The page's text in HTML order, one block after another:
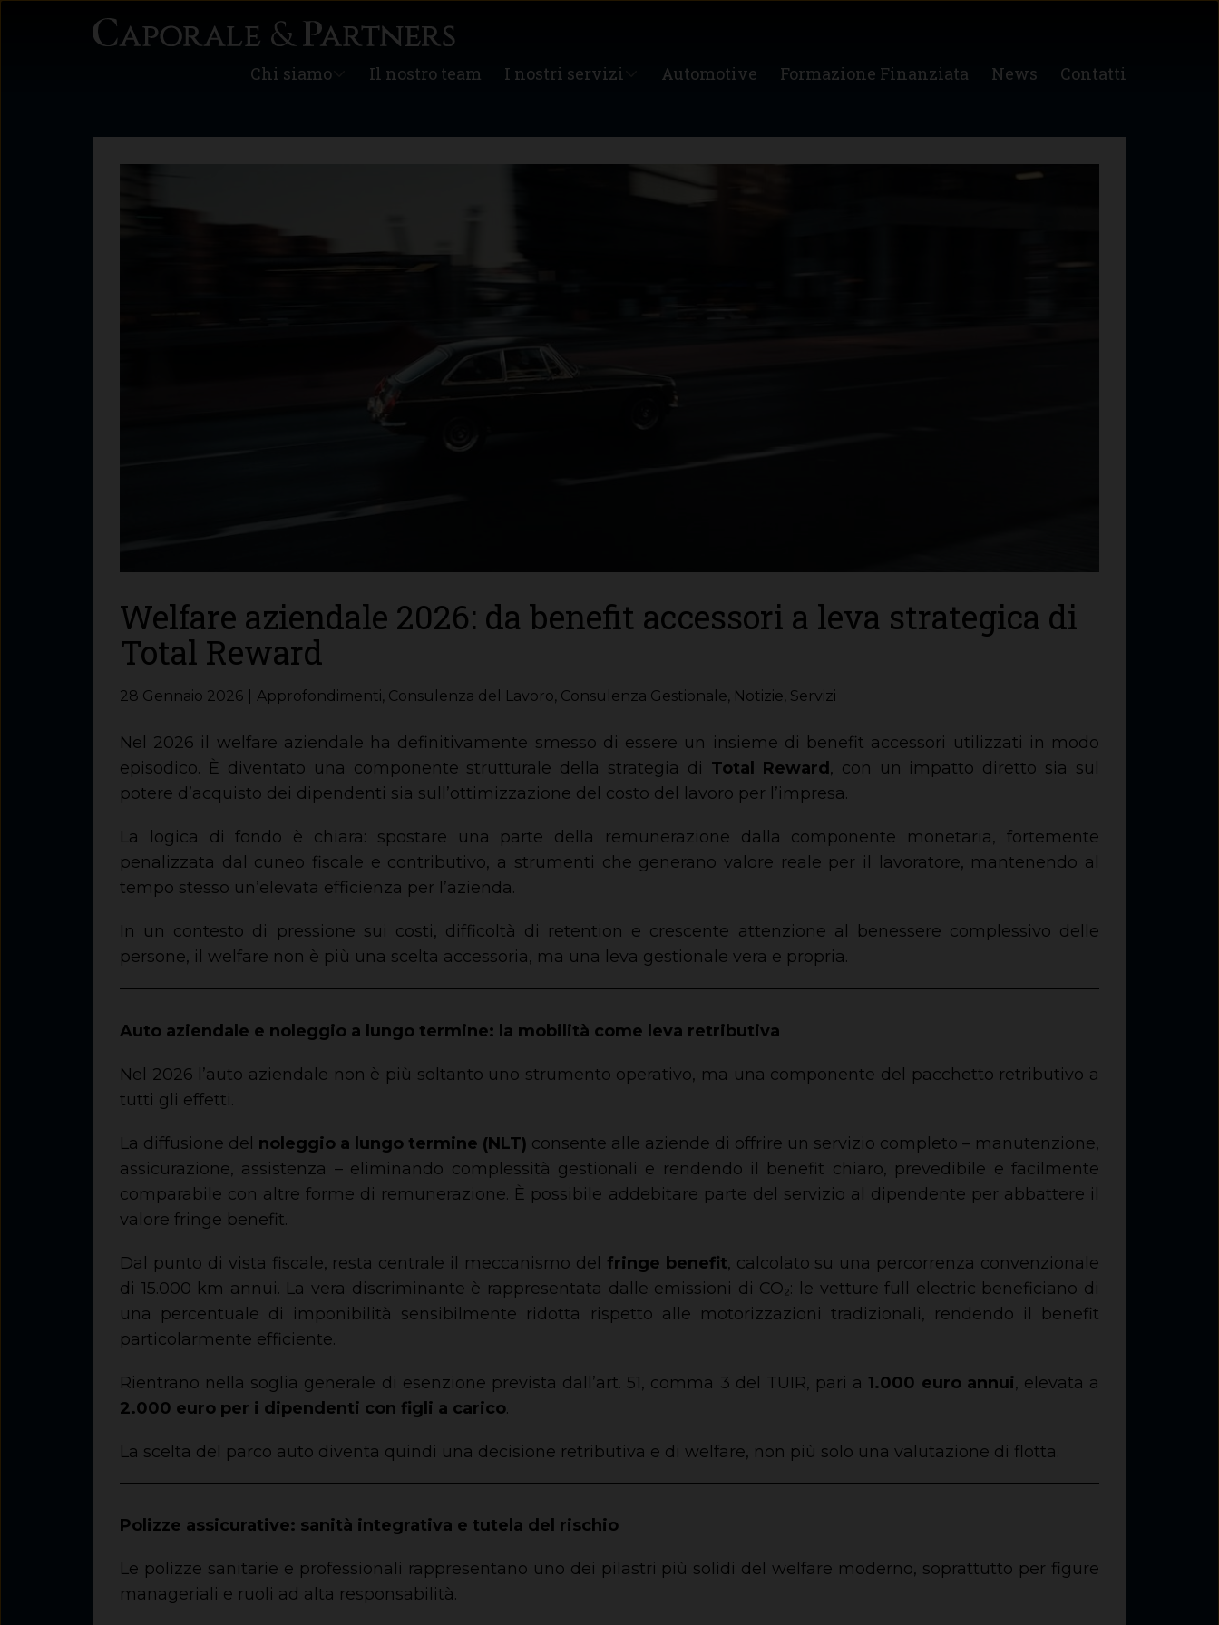
Chi siamo Il nostro team I nostri servizi Automotive Formazione Finanziata News Contatti
Welfare aziendale 2026: da benefit accessori a leva strategica di
Total Reward
28 Gennaio 2026 Approfondimenti, Consulenza del Lavoro, Consulenza Gestionale, Notizie, Servizi
Nel 2026 il welfare aziendale ha definitivamente smesso di essere un insieme di benefit accessori utilizzati in modo
episodico. È diventato una componente strutturale della strategia di Total Reward , con un impatto diretto sia sul
potere d’acquisto dei dipendenti sia sull’ottimizzazione del costo del lavoro per l’impresa.
La logica di fondo è chiara: spostare una parte della remunerazione dalla componente monetaria, fortemente
penalizzata dal cuneo fiscale e contributivo, a strumenti che generano valore reale per il lavoratore, mantenendo al
tempo stesso un’elevata efficienza per l’azienda.
In un contesto di pressione sui costi, difficoltà di retention e crescente attenzione al benessere complessivo delle
persone, il welfare non è più una scelta accessoria, ma una leva gestionale vera e propria.
Auto aziendale e noleggio a lungo termine: la mobilità come leva retributiva
Nel 2026 l’auto aziendale non è più soltanto uno strumento operativo, ma una componente del pacchetto retributivo a
tutti gli effetti.
La diffusione del noleggio a lungo termine (NLT) consente alle aziende di offrire un servizio completo – manutenzione,
assicurazione, assistenza – eliminando complessità gestionali e rendendo il benefit chiaro, prevedibile e facilmente
comparabile con altre forme di remunerazione. È possibile addebitare parte del servizio al dipendente per abbattere il
valore fringe benefit.
Dal punto di vista fiscale, resta centrale il meccanismo del fringe benefit, calcolato su una percorrenza convenzionale
di 15.000 km annui. La vera discriminante è rappresentata dalle emissioni di CO₂: le vetture full electric beneficiano di
una percentuale di imponibilità sensibilmente ridotta rispetto alle motorizzazioni tradizionali, rendendo il benefit
particolarmente efficiente.
Rientrano nella soglia generale di esenzione prevista dall’art. 51, comma 3 del TUIR, pari a 1.000 euro annui, elevata a
2.000 euro per i dipendenti con figli a carico.
La scelta del parco auto diventa quindi una decisione retributiva e di welfare, non più solo una valutazione di flotta.
Polizze assicurative: sanità integrativa e tutela del rischio
Le polizze sanitarie e professionali rappresentano uno dei pilastri più solidi del welfare moderno, soprattutto per figure
manageriali e ruoli ad alta responsabilità.